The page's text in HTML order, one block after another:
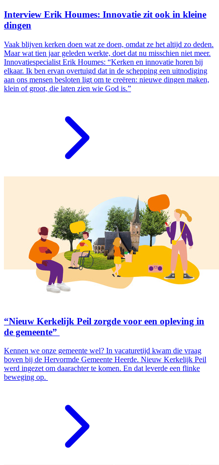
Interview Erik Houmes: Innovatie zit ook in kleine
dingen
Vaak blijven kerken doen wat ze doen, omdat ze het altijd zo deden.
Maar wat tien jaar geleden werkte, doet dat nu misschien niet meer.
Innovatiespecialist Erik Houmes: “Kerken en innovatie horen bij
elkaar. Ik ben ervan overtuigd dat in de schepping een uitnodiging
aan ons mensen besloten ligt om te creëren: nieuwe dingen maken,
klein of groot, die laten zien wie God is.”
“Nieuw Kerkelijk Peil zorgde voor een opleving in
de gemeente”
Kennen we onze gemeente wel? In vacaturetijd kwam die vraag
boven bij de Hervormde Gemeente Heerde. Nieuw Kerkelijk Peil
werd ingezet om daarachter te komen. En dat leverde een flinke
beweging op.